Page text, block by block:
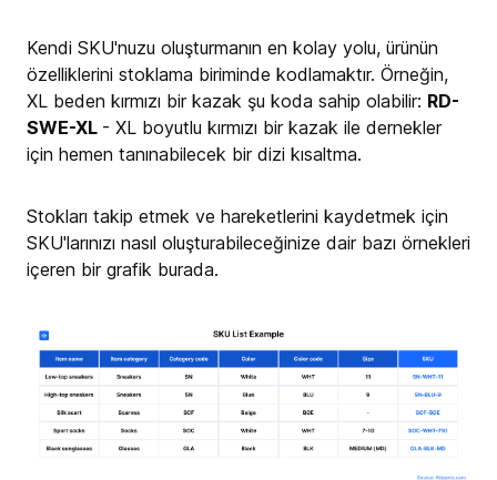
Kendi SKU'nuzu oluşturmanın en kolay yolu, ürünün
özelliklerini stoklama biriminde kodlamaktır. Örneğin,
XL beden kırmızı bir kazak şu koda sahip olabilir: RD-
SWE-XL - XL boyutlu kırmızı bir kazak ile dernekler
için hemen tanınabilecek bir dizi kısaltma.
Stokları takip etmek ve hareketlerini kaydetmek için
SKU'larınızı nasıl oluşturabileceğinize dair bazı örnekleri
içeren bir grafik burada.